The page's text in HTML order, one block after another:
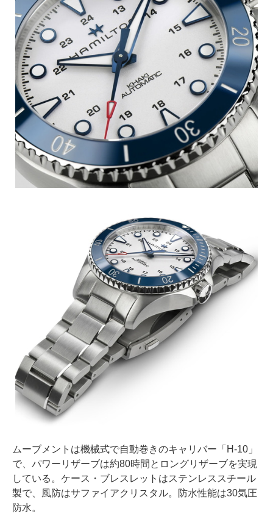
ムーブメントは機械式で自動巻きのキャリバー「H-10」
で、パワーリザーブは約80時間とロングリザーブを実現
している。ケース・ブレスレットはステンレススチール
製で、風防はサファイアクリスタル。防水性能は30気圧
防水。